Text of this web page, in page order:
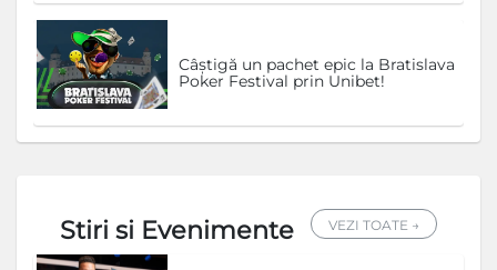
Câștigă un pachet epic la Bratislava
Poker Festival prin Unibet!
Stiri si Evenimente VEZI TOATE →